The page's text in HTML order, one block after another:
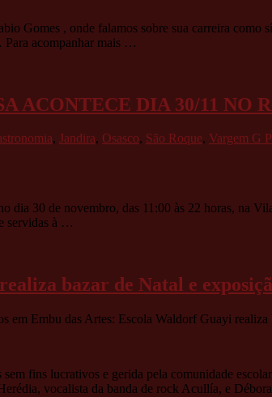
Gomes , onde falamos sobre sua carreira
acompanhar mais …
ACONTECE DIA 30/11 NO
, Jandira, Osasco, São Roque, Vargem G
dia 30 de novembro, das 11:00 às 22 horas, na
servidas à …
bazar de Natal e
em Embu das Artes: Escola Waldorf Guayi
fins lucrativos e gerida pela comunidade
vocalista da banda de rock Acullía, e